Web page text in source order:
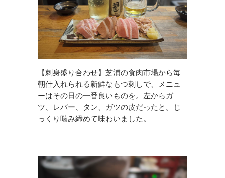
【刺身盛り合わせ】芝浦の食肉市場から毎
朝仕入れられる新鮮なもつ刺しで、メニュ
ーはその日の一番良いものを。左からガ
ツ、レバー、タン、ガツの皮だったと。じ
っくり噛み締めて味わいました。